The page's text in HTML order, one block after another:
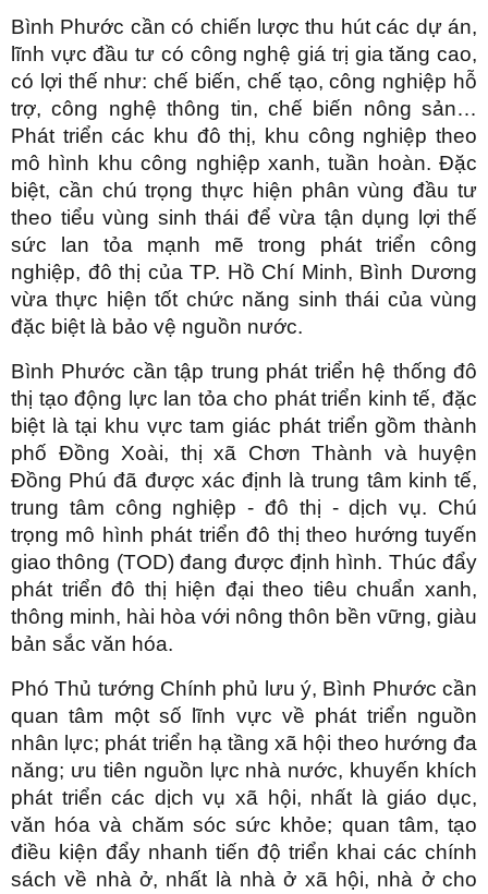
Bình Phước cần có chiến lược thu hút các dự án,
lĩnh vực đầu tư có công nghệ giá trị gia tăng cao,
có lợi thế như: chế biến, chế tạo, công nghiệp hỗ
trợ, công nghệ thông tin, chế biến nông sản…
Phát triển các khu đô thị, khu công nghiệp theo
mô hình khu công nghiệp xanh, tuần hoàn. Đặc
biệt, cần chú trọng thực hiện phân vùng đầu tư
theo tiểu vùng sinh thái để vừa tận dụng lợi thế
sức lan tỏa mạnh mẽ trong phát triển công
nghiệp, đô thị của TP. Hồ Chí Minh, Bình Dương
vừa thực hiện tốt chức năng sinh thái của vùng
đặc biệt là bảo vệ nguồn nước.
Bình Phước cần tập trung phát triển hệ thống đô
thị tạo động lực lan tỏa cho phát triển kinh tế, đặc
biệt là tại khu vực tam giác phát triển gồm thành
phố Đồng Xoài, thị xã Chơn Thành và huyện
Đồng Phú đã được xác định là trung tâm kinh tế,
trung tâm công nghiệp - đô thị - dịch vụ. Chú
trọng mô hình phát triển đô thị theo hướng tuyến
giao thông (TOD) đang được định hình. Thúc đẩy
phát triển đô thị hiện đại theo tiêu chuẩn xanh,
thông minh, hài hòa với nông thôn bền vững, giàu
bản sắc văn hóa.
Phó Thủ tướng Chính phủ lưu ý, Bình Phước cần
quan tâm một số lĩnh vực về phát triển nguồn
nhân lực; phát triển hạ tầng xã hội theo hướng đa
năng; ưu tiên nguồn lực nhà nước, khuyến khích
phát triển các dịch vụ xã hội, nhất là giáo dục,
văn hóa và chăm sóc sức khỏe; quan tâm, tạo
điều kiện đẩy nhanh tiến độ triển khai các chính
sách về nhà ở, nhất là nhà ở xã hội, nhà ở cho